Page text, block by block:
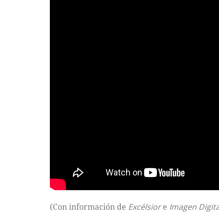
(Con información de Excélsiore Imagen